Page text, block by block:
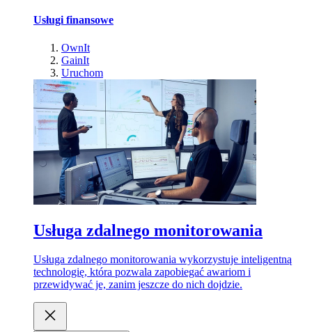
Usługi finansowe
OwnIt
GainIt
Uruchom
Usługa zdalnego monitorowania
Usługa zdalnego monitorowania wykorzystuje inteligentną
technologię, która pozwala zapobiegać awariom i
przewidywać je, zanim jeszcze do nich dojdzie.